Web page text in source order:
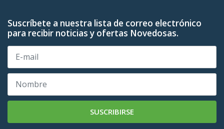
Suscríbete a nuestra lista de correo electrónico
para recibir noticias y ofertas Novedosas.
SUSCRIBIRSE